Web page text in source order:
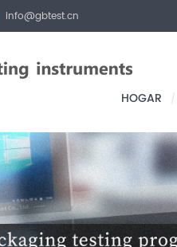
info@gbtest.cn
HOGAR /